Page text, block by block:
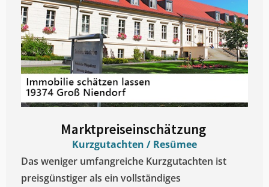
Marktpreiseinschätzung ​
Kurzgutachten / Resümee
Das weniger umfangreiche Kurzgutachten ist
preisgünstiger als ein vollständiges